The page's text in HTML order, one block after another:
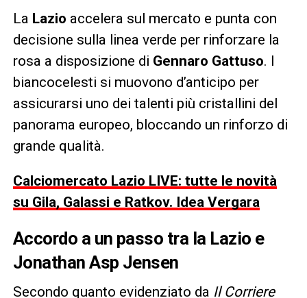
La Lazio accelera sul mercato e punta con
decisione sulla linea verde per rinforzare la
rosa a disposizione di Gennaro Gattuso. I
biancocelesti si muovono d’anticipo per
assicurarsi uno dei talenti più cristallini del
panorama europeo, bloccando un rinforzo di
grande qualità.
Calciomercato Lazio LIVE: tutte le novità
su Gila, Galassi e Ratkov. Idea Vergara
Accordo a un passo tra la Lazio e
Jonathan Asp Jensen
Secondo quanto evidenziato da Il Corriere